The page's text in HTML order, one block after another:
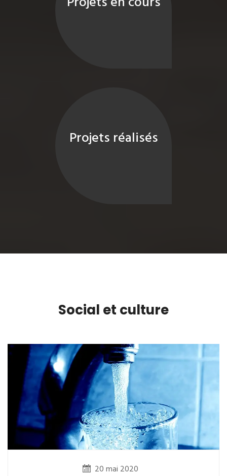
Projets réalisés
Social et culture
20 mai 2020